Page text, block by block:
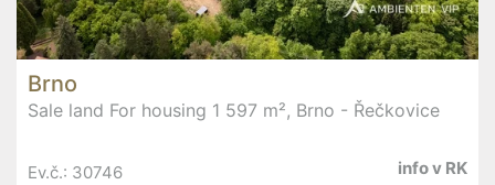
Brno
Sale land For housing 1 597 m², Brno - Řečkovice
Ev.č.: 30746 info v RK